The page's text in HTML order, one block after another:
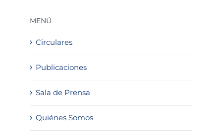
MENÚ
Circulares
Publicaciones
Sala de Prensa
Quiénes Somos